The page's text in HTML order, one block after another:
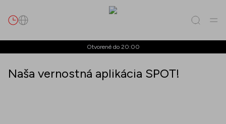
Všetko( 0 ) Prevádzky (0) Ponuky(0) Podujatia 0 )
Otvorené do 20:00
Naša vernostná aplikácia SPOT!